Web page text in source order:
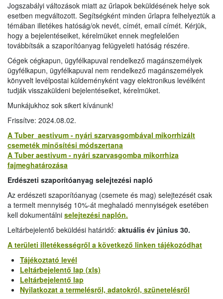
Jogszabályi változások miatt az űrlapok beküldésének helye sok
esetben megváltozott. Segítségként minden űrlapra felhelyeztük a
témában illetékes hatóság/ok nevét, címét, email címét. Kérjük,
hogy a bejelentéseiket, kérelmüket ennek megfelelően
továbbítsák a szaporítóanyag felügyeleti hatóság részére.
Cégek cégkapun, ügyfélkapuval rendelkező magánszemélyek
ügyfélkapun, ügyfélkapuval nem rendelkező magánszemélyek
könyvelt levélpostai küldeményként vagy elektronikus levélként
tudják visszaküldeni bejelentéseiket, kérelmüket.
Munkájukhoz sok sikert kívánunk!
Frissítve: 2024.08.02.
A Tuber aestivum - nyári szarvasgombával mikorrhizált
csemeték minősítési módszertana
A Tuber aestivum - nyári szarvasgomba mikorrhiza
fajmeghatározása
Erdészeti szaporítóanyag selejtezési napló
Az erdészeti szaporítóanyag (csemete és mag) selejtezését csak
a termelt mennyiség 10%-át meghaladó mennyiségek esetében
kell dokumentálni selejtezési naplón.
Leltárbejelentő beküldési határidő: aktuális év június 30.
A területi illetékességről a következő linken tájékozódhat
Tájékoztató levél
Leltárbejelentő lap (xls)
Leltárbejelentő lap
Nyilatkozat a termelésről, adatokról, szünetelésről